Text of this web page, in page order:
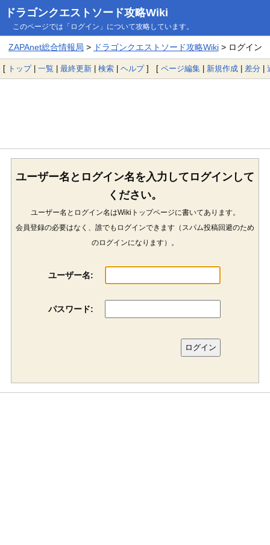
ドラゴンクエストソード攻略Wiki
このページでは「ログイン」について攻略しています。
ZAPAnet総合情報局 > ドラゴンクエストソード攻略Wiki> ログイン
[ トップ| 一覧 | 最終更新 | 検索 | ヘルプ] [ ページ編集 | 新規作成 | 差分 |
ユーザー名とログイン名を入力してログインして
ください。
ユーザー名とログイン名はWikiトップページに書いてあります。
会員登録の必要はなく、誰でもログインできます（スパム投稿回避のため
のログインになります）。
ユーザー名:
パスワード: